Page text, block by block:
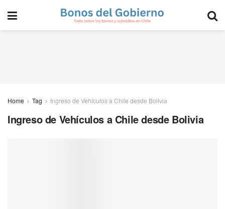
Home Tag Ingreso de Vehículos a Chile desde Bolivia
Ingreso de Vehículos a Chile desde Bolivia